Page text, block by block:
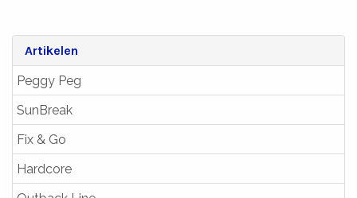
Artikelen
Peggy Peg
SunBreak
Fix & Go
Hardcore